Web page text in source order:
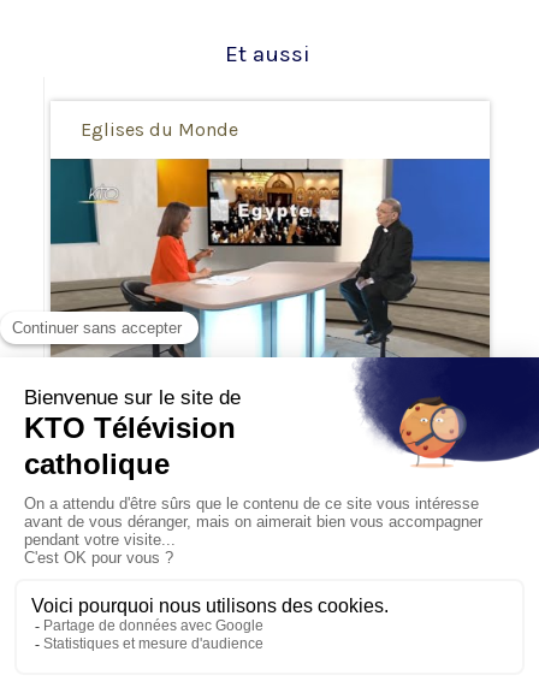
Et aussi
Eglises du Monde
Egypte : les Chrétiens face à la crise
économique et sécuritaire
17/10/2018
L’Egypte partage ses frontières au Sud avec le Soudan, à
l’Ouest avec la Lybie, et à l’Est avec Israël et la Ban...